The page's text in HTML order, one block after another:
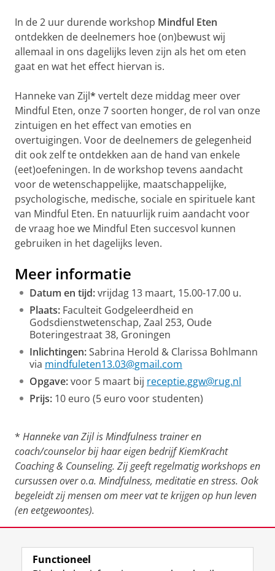
In de 2 uur durende workshop Mindful Eten
ontdekken de deelnemers hoe (on)bewust wij
allemaal in ons dagelijks leven zijn als het om eten
gaat en wat het effect hiervan is.
Hanneke van Zijl* vertelt deze middag meer over
Mindful Eten, onze 7 soorten honger, de rol van onze
zintuigen en het effect van emoties en
overtuigingen. Voor de deelnemers de gelegenheid
dit ook zelf te ontdekken aan de hand van enkele
(eet)oefeningen. In de workshop tevens aandacht
voor de wetenschappelijke, maatschappelijke,
psychologische, medische, sociale en spirituele kant
van Mindful Eten. En natuurlijk ruim aandacht voor
de vraag hoe we Mindful Eten succesvol kunnen
gebruiken in het dagelijks leven.
Meer informatie
Datum en tijd:vrijdag 13 maart, 15.00-17.00 u.
Plaats: Faculteit Godgeleerdheid en
Godsdienstwetenschap, Zaal 253, Oude
Boteringestraat 38, Groningen
Inlichtingen:Sabrina Herold & Clarissa Bohlmann
via mindfuleten13.03@gmail.com
Opgave:voor 5 maart bij receptie.ggw@rug.nl
Prijs: 10 euro (5 euro voor studenten)
* Hanneke van Zijl is Mindfulness trainer en
coach/counselor bij haar eigen bedrijf KiemKracht
Coaching & Counseling. Zij geeft regelmatig workshops en
cursussen over o.a. Mindfulness, meditatie en stress. Ook
begeleidt zij mensen om meer vat te krijgen op hun leven
(en eetgewoontes).
Functioneel